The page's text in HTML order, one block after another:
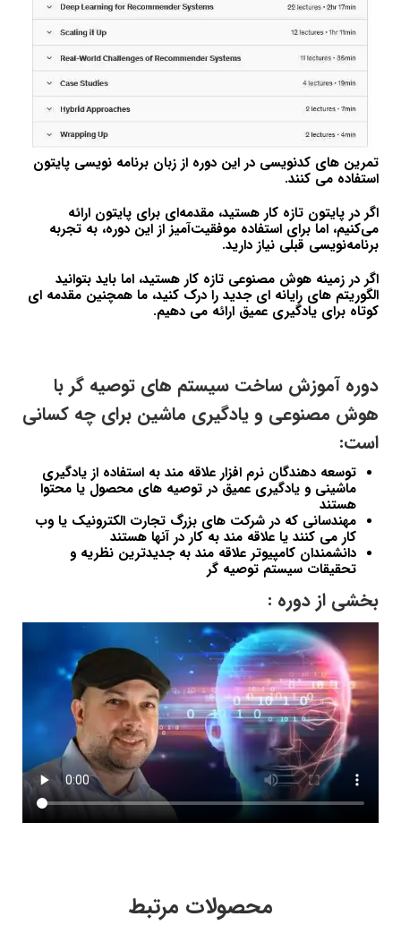
تمرین های کدنویسی در این دوره از زبان برنامه نویسی پایتون
استفاده می کنند.
اگر در پایتون تازه کار هستید، مقدمه‌ای برای پایتون ارائه
می‌کنیم، اما برای استفاده موفقیت‌آمیز از این دوره، به تجربه
برنامه‌نویسی قبلی نیاز دارید.
اگر در زمینه هوش مصنوعی تازه کار هستید، اما باید بتوانید
الگوریتم های رایانه ای جدید را درک کنید، ما همچنین مقدمه ای
کوتاه برای یادگیری عمیق ارائه می دهیم.
دوره آموزش ساخت سیستم های توصیه گر با
هوش مصنوعی و یادگیری ماشین برای چه کسانی
است:
توسعه دهندگان نرم افزار علاقه مند به استفاده از یادگیری
ماشینی و یادگیری عمیق در توصیه های محصول یا محتوا
هستند
مهندسانی که در شرکت های بزرگ تجارت الکترونیک یا وب
کار می کنند یا علاقه مند به کار در آنها هستند
دانشمندان کامپیوتر علاقه مند به جدیدترین نظریه و
تحقیقات سیستم توصیه گر
بخشی از دوره :
محصولات مرتبط